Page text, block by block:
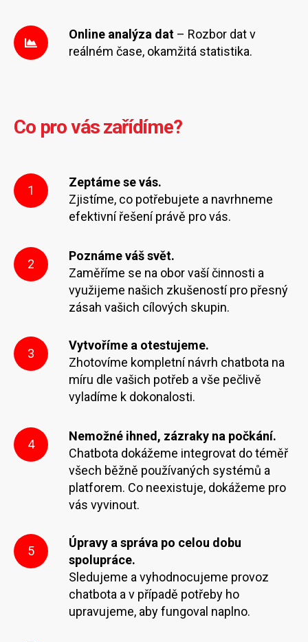
Online analýza dat – Rozbor dat v
reálném čase, okamžitá statistika.
Co pro vás zařídíme?
1
Zeptáme se vás.
Zjistíme, co potřebujete a navrhneme
efektivní řešení právě pro vás.
2
Poznáme váš svět.
Zaměříme se na obor vaší činnosti a
využijeme našich zkušeností pro přesný
zásah vašich cílových skupin.
3
Vytvoříme a otestujeme.
Zhotovíme kompletní návrh chatbota na
míru dle vašich potřeb a vše pečlivě
vyladíme k dokonalosti.
4
Nemožné ihned, zázraky na počkání.
Chatbota dokážeme integrovat do téměř
všech běžně používaných systémů a
platforem. Co neexistuje, dokážeme pro
vás vyvinout.
5
Úpravy a správa po celou dobu
spolupráce.
Sledujeme a vyhodnocujeme provoz
chatbota a v případě potřeby ho
upravujeme, aby fungoval naplno.